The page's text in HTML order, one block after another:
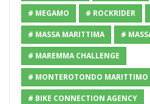
# MEGAMO # ROCKRIDER
# MASSA MARITTIMA #
# MAREMMA CHALLENGE
# MONTEROTONDO MARITTIMO
# BIKE CONNECTION AGENCY